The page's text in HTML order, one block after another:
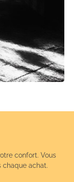
confort. Vous
chaque achat.